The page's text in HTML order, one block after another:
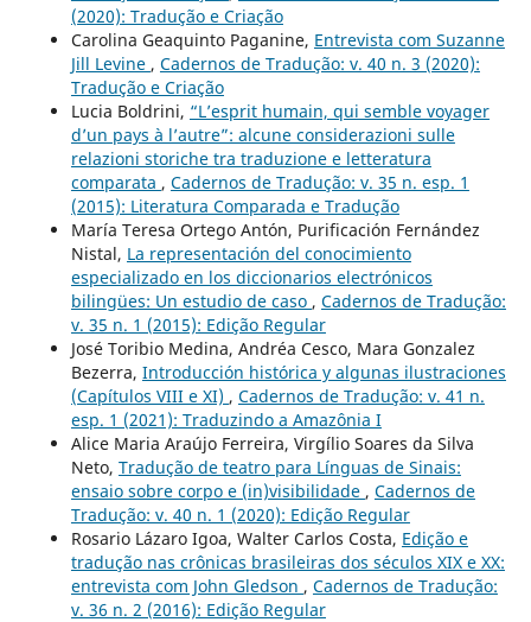
(2020): Tradução e Criação
Carolina Geaquinto Paganine, Entrevista com Suzanne
Jill Levine , Cadernos de Tradução: v. 40 n. 3 (2020):
Tradução e Criação
Lucia Boldrini, “L’esprit humain, qui semble voyager
d’un pays à l’autre”: alcune considerazioni sulle
relazioni storiche tra traduzione e letteratura
comparata , Cadernos de Tradução: v. 35 n. esp. 1
(2015): Literatura Comparada e Tradução
María Teresa Ortego Antón, Purificación Fernández
Nistal, La representación del conocimiento
especializado en los diccionarios electrónicos
bilingües: Un estudio de caso , Cadernos de Tradução:
v. 35 n. 1 (2015): Edição Regular
José Toribio Medina, Andréa Cesco, Mara Gonzalez
Bezerra, Introducción histórica y algunas ilustraciones
(Capítulos VIII e XI) , Cadernos de Tradução: v. 41 n.
esp. 1 (2021): Traduzindo a Amazônia I
Alice Maria Araújo Ferreira, Virgílio Soares da Silva
Neto, Tradução de teatro para Línguas de Sinais:
ensaio sobre corpo e (in)visibilidade , Cadernos de
Tradução: v. 40 n. 1 (2020): Edição Regular
Rosario Lázaro Igoa, Walter Carlos Costa, Edição e
tradução nas crônicas brasileiras dos séculos XIX e XX:
entrevista com John Gledson , Cadernos de Tradução:
v. 36 n. 2 (2016): Edição Regular